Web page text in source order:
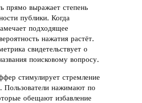
прямо выражает степень
публики. Когда
подходящее
нажатия растёт.
свидетельствует о
поисковому вопросу.
стимулирует стремление
Пользователи нажимают по
обещают избавление